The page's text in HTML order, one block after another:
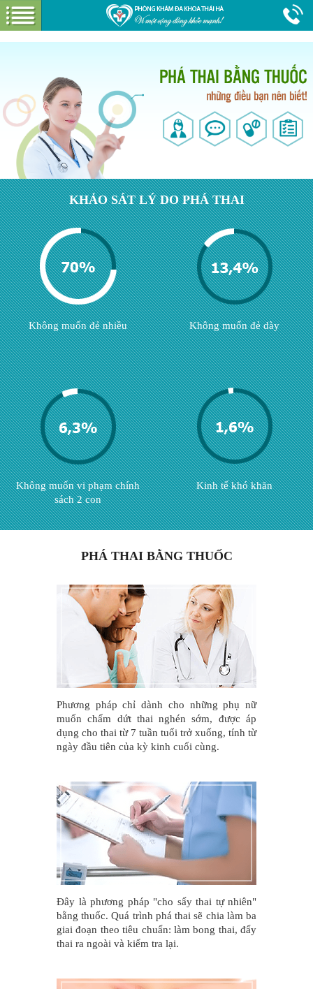
0365 116 117Miễn phí tư vấn &
GIỚI THIỆU
GIỚI THIỆU VỀ PHÒNG KHÁM
CƠ SỞ VẬT CHẤT
HƯỚNG DẪN VÀ CHI PHÍ
ĐẶT LỊCH HẸN KHÁM
ĐƯỜNG TỚI PHÒNG KHÁM
PHỤ KHOA
BỆNH XÃ HỘI
KẾ HOẠCH HÓA
GIA ĐÌNH
BỆNH HẬU MÔN
KHẢO SÁT LÝ DO PHÁ THAI
Không muốn đẻ nhiều Không muốn đẻ dày
Không muốn vi phạm chính
sách 2 con
Kinh tế khó khăn
PHÁ THAI BẰNG THUỐC
Phương pháp chỉ dành cho những phụ nữ
muốn chấm dứt thai nghén sớm, được áp
dụng cho thai từ 7 tuần tuổi trở xuống, tính từ
ngày đầu tiên của kỳ kinh cuối cùng.
Đây là phương pháp "cho sẩy thai tự nhiên"
bằng thuốc. Quá trình phá thai sẽ chia làm ba
giai đoạn theo tiêu chuẩn: làm bong thai, đẩy
thai ra ngoài và kiểm tra lại.